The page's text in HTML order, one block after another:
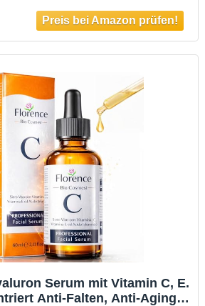
Serum mit Vitamin C, E.
Anti-Falten, Anti-Aging &